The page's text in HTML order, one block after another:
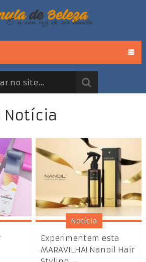
Notícia
Notícia
Experimentem esta
MARAVILHA! Nanoil Hair